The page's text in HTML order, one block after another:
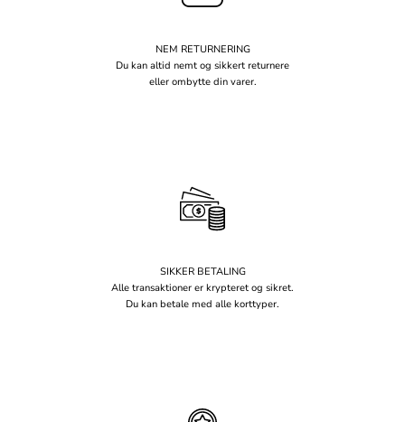
NEM RETURNERING
Du kan altid nemt og sikkert returnere
eller ombytte din varer.
SIKKER BETALING
Alle transaktioner er krypteret og sikret.
Du kan betale med alle korttyper.